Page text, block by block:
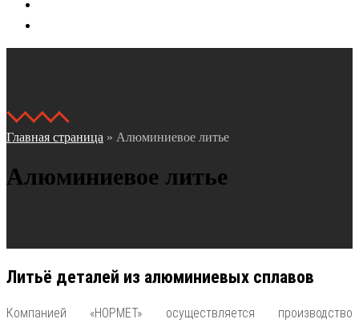
Главная страница » Алюминиевое литье
Алюминиевое литье
Литьё деталей из алюминиевых сплавов
Компанией «НОРМЕТ» осуществляется производство